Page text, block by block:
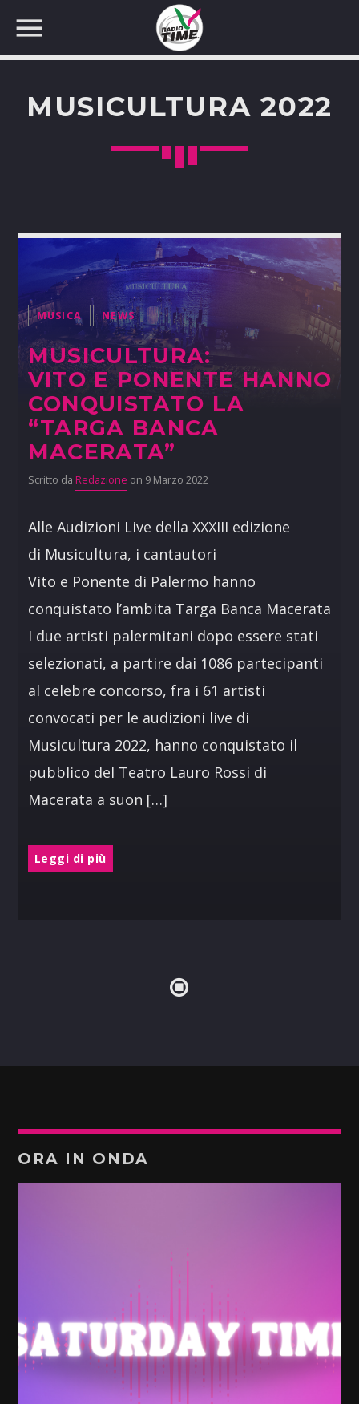
MUSICULTURA 2022
MUSICA NEWS
MUSICULTURA:
VITO E PONENTE HANNO
CONQUISTATO LA
“TARGA BANCA
MACERATA”
Scritto da Redazione on 9 Marzo 2022
Alle Audizioni Live della XXXIII edizione
di Musicultura, i cantautori
Vito e Ponente di Palermo hanno
conquistato l’ambita Targa Banca Macerata
I due artisti palermitani dopo essere stati
selezionati, a partire dai 1086 partecipanti
al celebre concorso, fra i 61 artisti
convocati per le audizioni live di
Musicultura 2022, hanno conquistato il
pubblico del Teatro Lauro Rossi di
Macerata a suon […]
Leggi di più
ORA IN ONDA